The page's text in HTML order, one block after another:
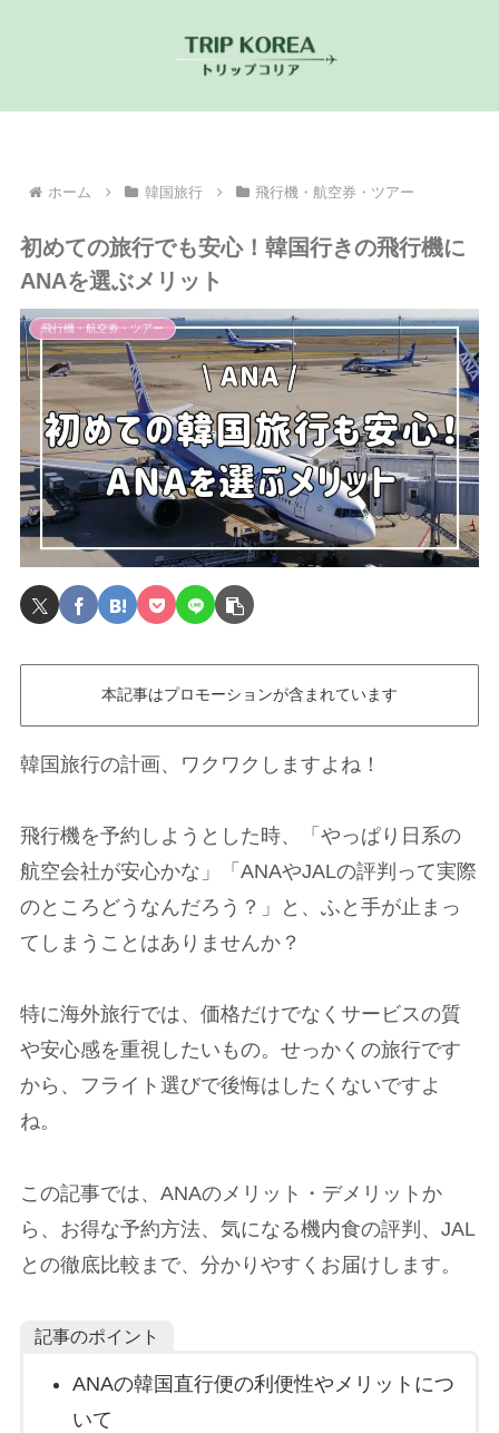
ホーム 韓国旅行 飛行機・航空券・ツアー
初めての旅行でも安心！韓国行きの飛行機に
ANAを選ぶメリット
飛行機・航空券・ツアー
本記事はプロモーションが含まれています
韓国旅行の計画、ワクワクしますよね！
飛行機を予約しようとした時、「やっぱり日系の
航空会社が安心かな」「ANAやJALの評判って実際
のところどうなんだろう？」と、ふと手が止まっ
てしまうことはありませんか？
特に海外旅行では、価格だけでなくサービスの質
や安心感を重視したいもの。せっかくの旅行です
から、フライト選びで後悔はしたくないですよ
ね。
この記事では、ANAのメリット・デメリットか
ら、お得な予約方法、気になる機内食の評判、JAL
との徹底比較まで、分かりやすくお届けします。
記事のポイント
ANAの韓国直行便の利便性やメリットにつ
いて